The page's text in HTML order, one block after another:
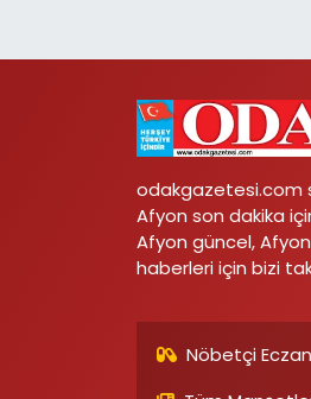
odakgazetesi.com
Afyon son dakika
Afyon güncel,
haberleri için bizi
Nöbetçi